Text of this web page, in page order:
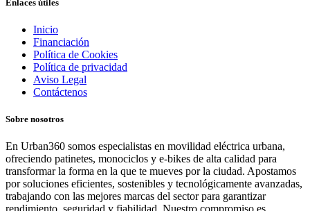
Enlaces útiles
Inicio
Financiación
Política de Cookies
Política de privacidad
Aviso Legal
Contáctenos
Sobre nosotros
En Urban360 somos especialistas en movilidad eléctrica urbana,
ofreciendo patinetes, monociclos y e-bikes de alta calidad para
transformar la forma en la que te mueves por la ciudad. Apostamos
por soluciones eficientes, sostenibles y tecnológicamente avanzadas,
trabajando con las mejores marcas del sector para garantizar